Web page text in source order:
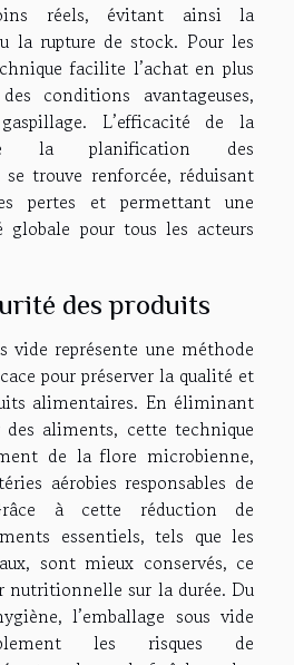
réels, évitant ainsi la
la rupture de stock. Pour les
facilite l’achat en plus
conditions avantageuses,
L’efficacité de la
la planification des
trouve renforcée, réduisant
pertes et permettant une
pour tous les acteurs
des produits
vide représente une méthode
pour préserver la qualité et
alimentaires. En éliminant
aliments, cette technique
de la flore microbienne,
aérobies responsables de
à cette réduction de
essentiels, tels que les
sont mieux conservés, ce
nutritionnelle sur la durée. Du
l’emballage sous vide
les risques de